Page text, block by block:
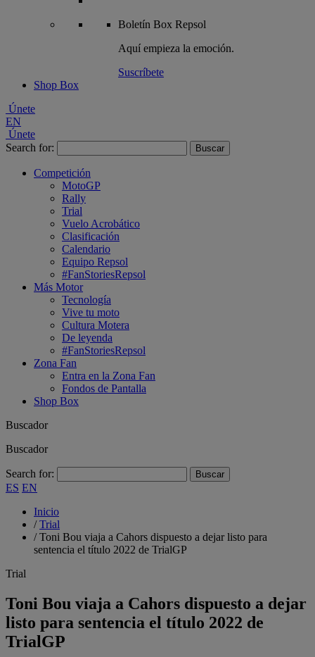
Boletín Box Repsol
Aquí empieza la emoción.
Suscríbete
Shop Box
Únete
EN
Únete
Search for:
Competición
MotoGP
Rally
Trial
Vuelo Acrobático
Clasificación
Calendario
Equipo Repsol
#FanStoriesRepsol
Más Motor
Tecnología
Vive tu moto
Cultura Motera
De leyenda
#FanStoriesRepsol
Zona Fan
Entra en la Zona Fan
Fondos de Pantalla
Shop Box
Buscador
Buscador
Search for:
ES EN
Inicio
/Trial
/Toni Bou viaja a Cahors dispuesto a dejar listo para
sentencia el título 2022 de TrialGP
Trial
Toni Bou viaja a Cahors dispuesto a dejar
listo para sentencia el título 2022 de
TrialGP